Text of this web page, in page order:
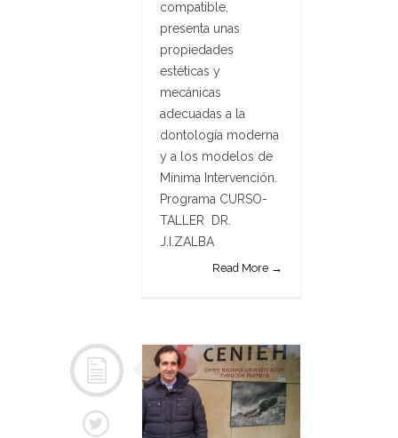
compatible,
presenta unas
propiedades
estéticas y
mecánicas
adecuadas a la
dontología moderna
y a los modelos de
Mínima Intervención.
Programa CURSO-
TALLER DR.
J.I.ZALBA
Read More →